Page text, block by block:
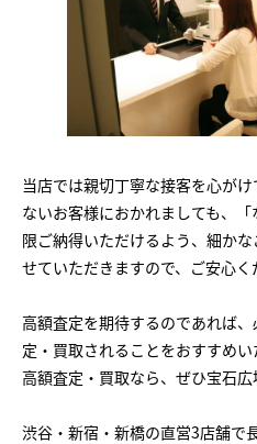
当店では親切丁寧な接客を心が
ないお客様におかれましても、
限ご納得いただけるよう、細か
せていただきますので、ご安心く
高額査定を期待するのであれば
定・買取されることをおすすめ
高額査定・買取なら、ぜひ宝石広
渋谷・新宿・新橋の直営3店舗で